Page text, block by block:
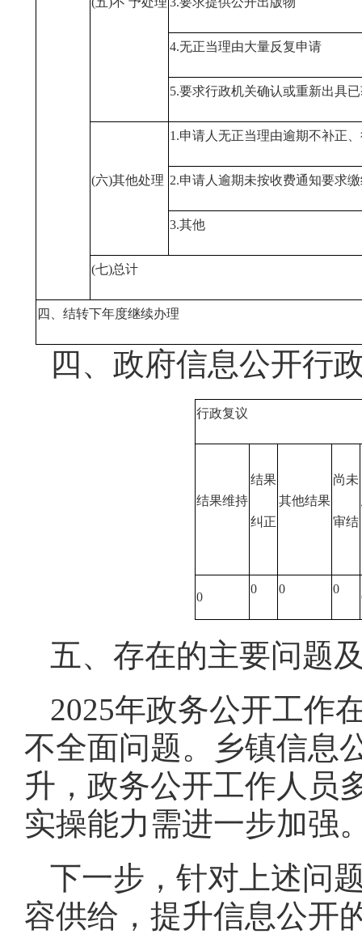
4.无正当理由大量反复申请
5.要求行政机关确认或重新出具
(六)其他处理
1.申请人无正当理由逾期不补正
2.申请人逾期未按收费通知要求
3.其他
(七)总计
四、结转下年度继续办理
四、政府信息公开行
行政复议
结果维持
结果
纠正
其他结果
尚未
审结
0
0 0 0
五、存在的主要问题
2025年政务公开工作
不全面问题。乡镇信息
升，政务公开工作人员
实操能力需进一步加强
下一步，针对上述问
容供给，提升信息公开